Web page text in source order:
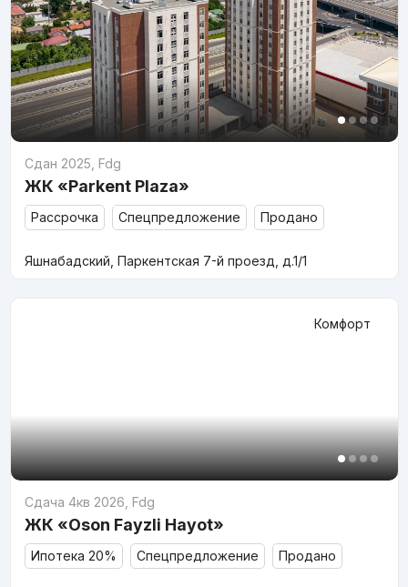
Сдан 2025 Fdg
ЖК «Parkent Plaza»
Рассрочка Спецпредложение Продано
Яшнабадский, Паркентская 7-й проезд, д.1/1
Комфорт
Сдача 4кв 2026 Fdg
ЖК «Oson Fayzli Hayot»
Ипотека 20% Спецпредложение Продано